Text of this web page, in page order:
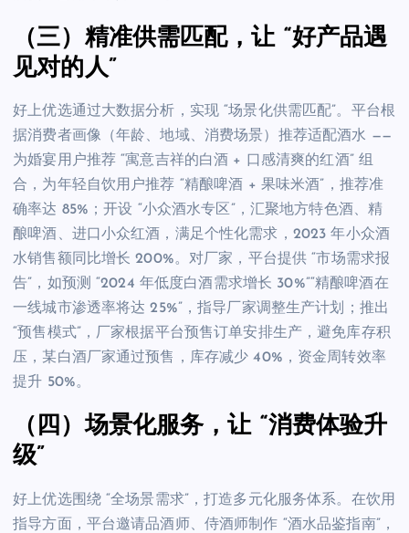
（三）精准供需匹配，让 “好产品遇
见对的人”
好上优选通过大数据分析，实现 “场景化供需匹配”。平台根
据消费者画像（年龄、地域、消费场景）推荐适配酒水 ——
为婚宴用户推荐 “寓意吉祥的白酒 + 口感清爽的红酒” 组
合，为年轻自饮用户推荐 “精酿啤酒 + 果味米酒”，推荐准
确率达 85%；开设 “小众酒水专区”，汇聚地方特色酒、精
酿啤酒、进口小众红酒，满足个性化需求，2023 年小众酒
水销售额同比增长 200%。对厂家，平台提供 “市场需求报
告”，如预测 “2024 年低度白酒需求增长 30%”“精酿啤酒在
一线城市渗透率将达 25%”，指导厂家调整生产计划；推出
“预售模式”，厂家根据平台预售订单安排生产，避免库存积
压，某白酒厂家通过预售，库存减少 40%，资金周转效率
提升 50%。
（四）场景化服务，让 “消费体验升
级”
好上优选围绕 “全场景需求”，打造多元化服务体系。在饮用
指导方面，平台邀请品酒师、侍酒师制作 “酒水品鉴指南”，